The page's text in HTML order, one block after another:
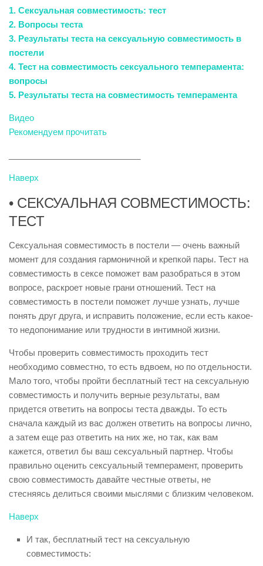
1. Сексуальная совместимость: тест
2. Вопросы теста
3. Результаты теста на сексуальную совместимость в
постели
4. Тест на совместимость сексуального темперамента:
вопросы
5. Результаты теста на совместимость темперамента
Видео
Рекомендуем прочитать
Наверх
• СЕКСУАЛЬНАЯ СОВМЕСТИМОСТЬ:
ТЕСТ
Сексуальная совместимость в постели — очень важный
момент для создания гармоничной и крепкой пары. Тест на
совместимость в сексе поможет вам разобраться в этом
вопросе, раскроет новые грани отношений. Тест на
совместимость в постели поможет лучше узнать, лучше
понять друг друга, и исправить положение, если есть какое-
то недопонимание или трудности в интимной жизни.
Чтобы проверить совместимость проходить тест
необходимо совместно, то есть вдвоем, но по отдельности.
Мало того, чтобы пройти бесплатный тест на сексуальную
совместимость и получить верные результаты, вам
придется ответить на вопросы теста дважды. То есть
сначала каждый из вас должен ответить на вопросы лично,
а затем еще раз ответить на них же, но так, как вам
кажется, ответил бы ваш сексуальный партнер. Чтобы
правильно оценить сексуальный темперамент, проверить
свою совместимость давайте честные ответы, не
стесняясь делиться своими мыслями с близким человеком.
Наверх
И так, бесплатный тест на сексуальную
совместимость: